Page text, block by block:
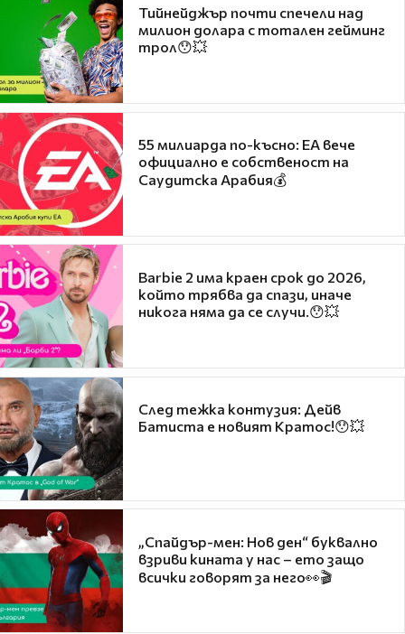
Тийнейджър почти спечели над
милион долара с тотален гейминг
трол😯💥
55 милиарда по-късно: EA вече
официално е собственост на
Саудитска Арабия💰
Barbie 2 има краен срок до 2026,
който трябва да спази, иначе
никога няма да се случи.😯💥
След тежка контузия: Дейв
Батиста е новият Кратос!😯💥
„Спайдър-мен: Нов ден“ буквално
взриви кината у нас – ето защо
всички говорят за него👀🎬